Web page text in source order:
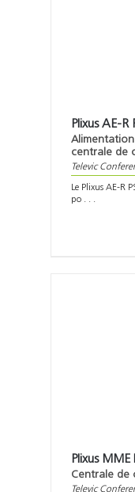
Plixus AE-R
centrale de
Televic
Le Plixus AE-R
po . . .
Plixus MME
Centrale de
Televic